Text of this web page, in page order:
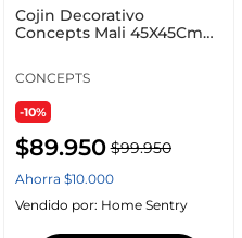
Cojin Decorativo
Concepts Mali 45X45Cm
CONCEPTS
-10%
$89.950 $99.950
Ahorra $10.000
Vendido por: Home Sentry